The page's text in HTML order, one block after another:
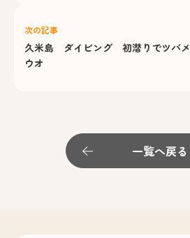
次の記事
久米島 ダイビング 初潜りでツバメ
ウオ
一覧へ戻る